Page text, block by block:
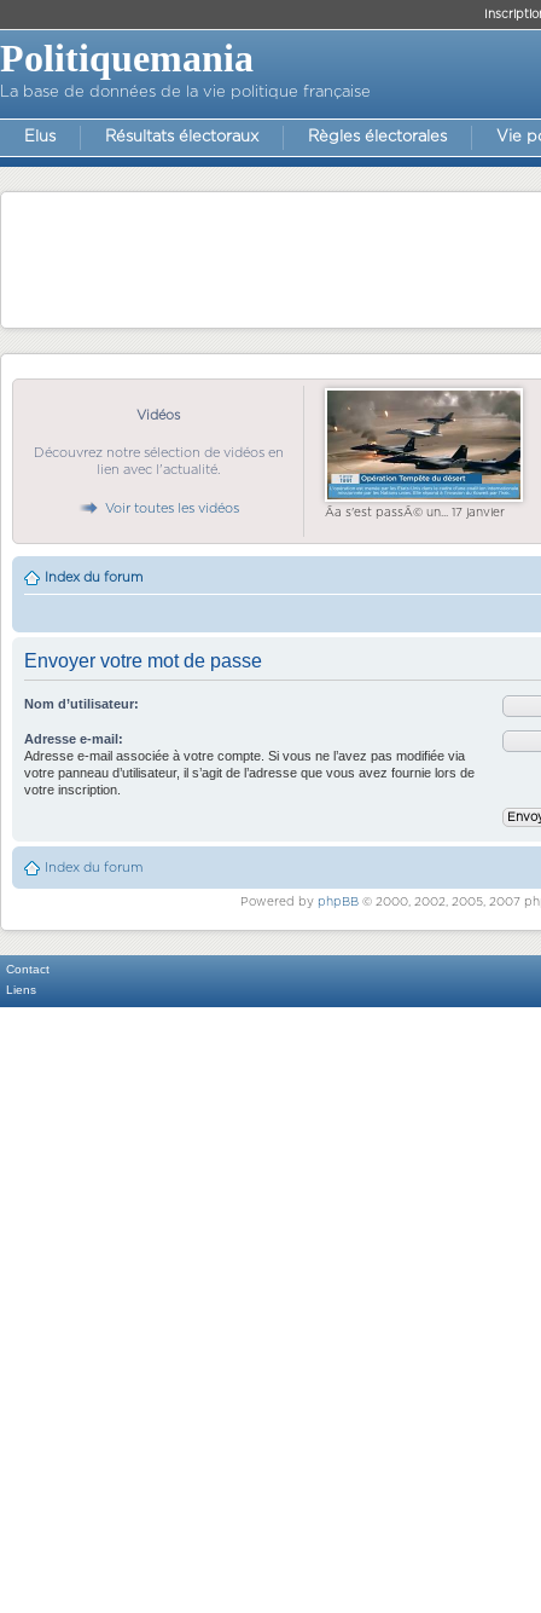
Politiquemania
La base de données de la vie politique française
Elus Résultats électoraux Règles électorales Vie
Vidéos
Découvrez notre sélection de vidéos en
lien avec l'actualité.
Voir toutes les vidéos Ãa s'est passÃ© un... 17 janvier
Index du forum
Envoyer votre mot de passe
Nom d’utilisateur:
Adresse e-mail:
Adresse e-mail associée à votre compte. Si vous ne l’avez pas modifiée via
votre panneau d’utilisateur, il s’agit de l’adresse que vous avez fournie lors de
votre inscription.
Index du forum
Powered by phpBB© 2000, 2002, 2005, 2007
Contact
Liens